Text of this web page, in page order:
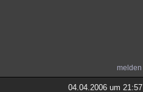
melden
04.04.2006 um 21:57